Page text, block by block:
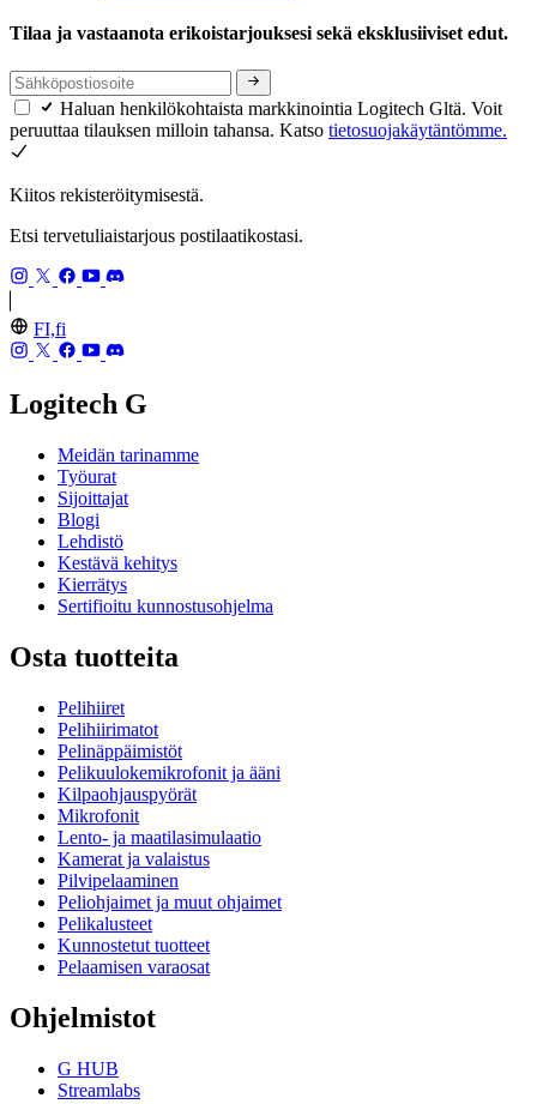
Tilaa ja vastaanota erikoistarjouksesi sekä eksklusiiviset edut.
Haluan henkilökohtaista markkinointia Logitech Gltä. Voit
peruuttaa tilauksen milloin tahansa. Katso tietosuojakäytäntömme.
Kiitos rekisteröitymisestä.
Etsi tervetuliaistarjous postilaatikostasi.
FI,fi
Logitech G
Meidän tarinamme
Työurat
Sijoittajat
Blogi
Lehdistö
Kestävä kehitys
Kierrätys
Sertifioitu kunnostusohjelma
Osta tuotteita
Pelihiiret
Pelihiirimatot
Pelinäppäimistöt
Pelikuulokemikrofonit ja ääni
Kilpaohjauspyörät
Mikrofonit
Lento- ja maatilasimulaatio
Kamerat ja valaistus
Pilvipelaaminen
Peliohjaimet ja muut ohjaimet
Pelikalusteet
Kunnostetut tuotteet
Pelaamisen varaosat
Ohjelmistot
G HUB
Streamlabs